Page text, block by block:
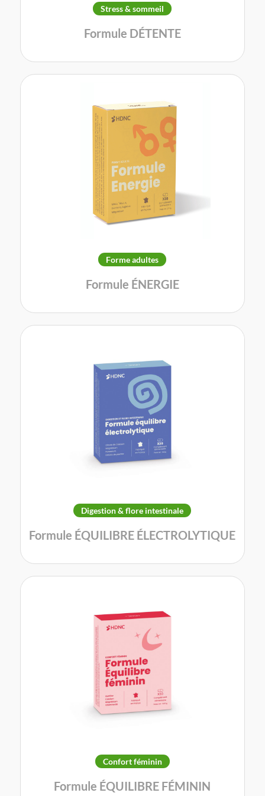
Stress & sommeil
Formule DÉTENTE
Forme adultes
Formule ÉNERGIE
Digestion & flore intestinale
Formule ÉQUILIBRE ÉLECTROLYTIQUE
Confort féminin
Formule ÉQUILIBRE FÉMININ